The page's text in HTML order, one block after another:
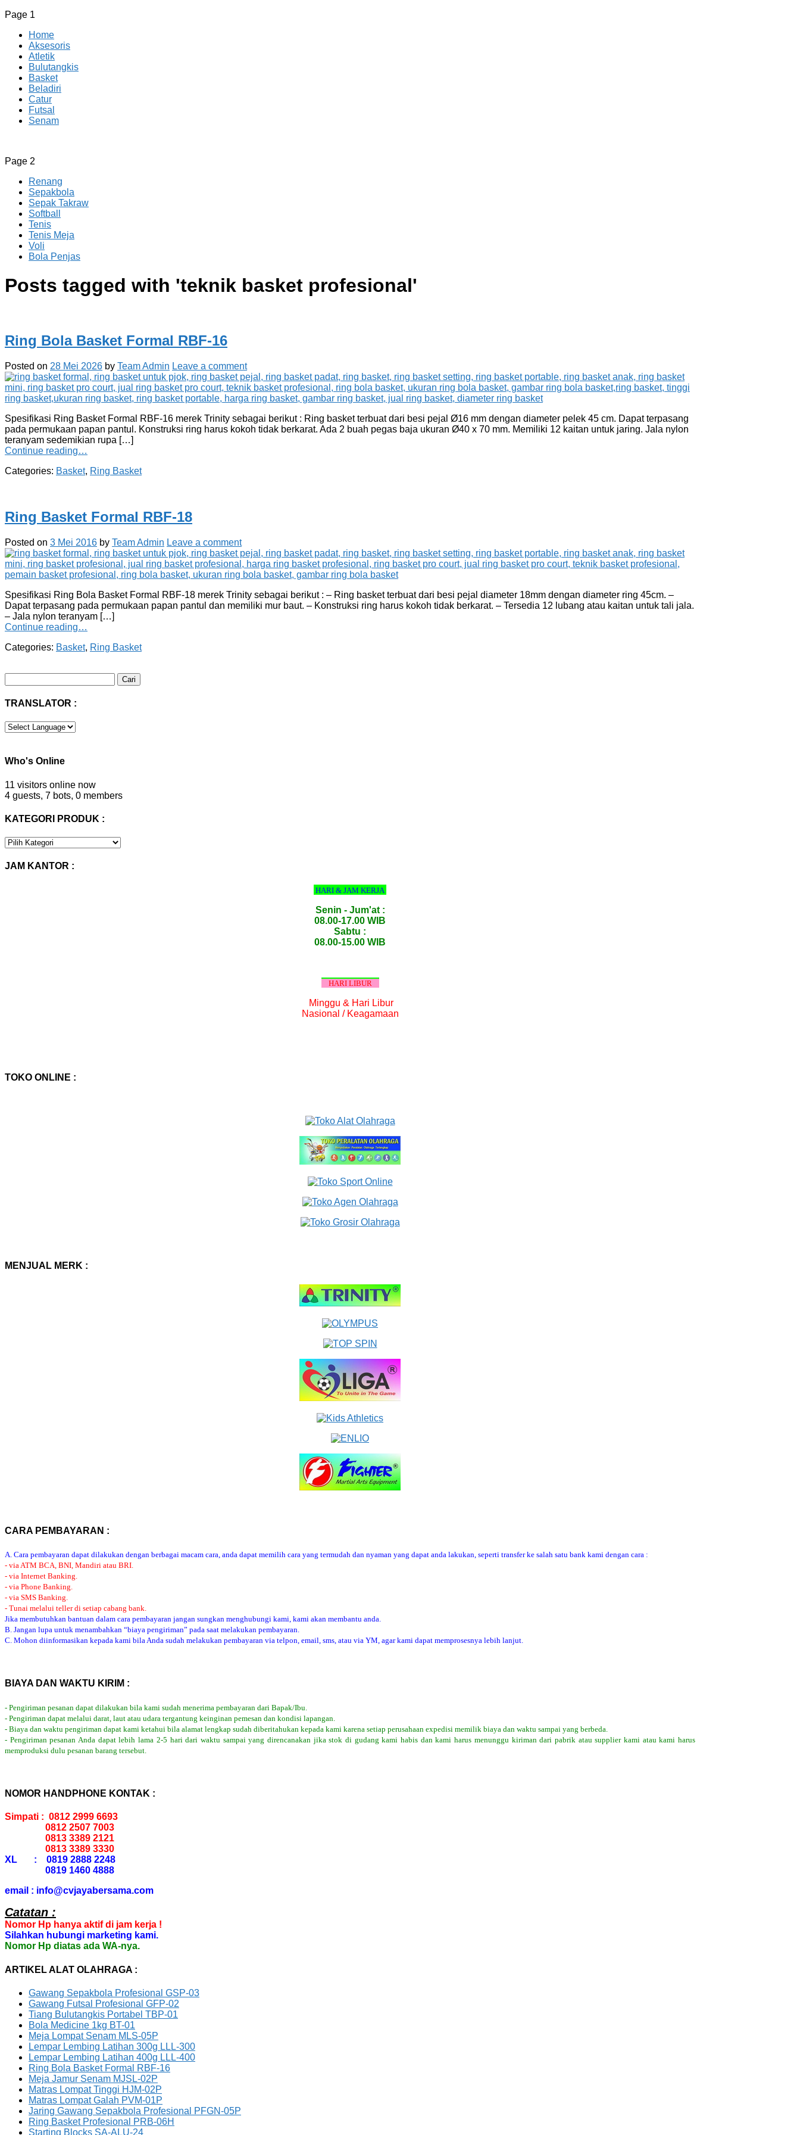
Page 1
Home
Aksesoris
Atletik
Bulutangkis
Basket
Beladiri
Catur
Futsal
Senam
CV JAYA BERSAMA Co Id
Menyediakan Semua Perlengkapan Olahraga Yang Lengkap, Berkualitas Dengan Harga Yang Murah
Page 2
Renang
Sepakbola
Sepak Takraw
Softball
Tenis
Tenis Meja
Voli
Bola Penjas
Posts tagged with 'teknik basket profesional'
Ring Bola Basket Formal RBF-16
Posted on 28 Mei 2026 by Team Admin Leave a comment
Spesifikasi Ring Basket Formal RBF-16 merek Trinity sebagai berikut : Ring basket terbuat dari besi pejal Ø16 mm dengan diameter pelek 45 cm. Dapat terpasang
pada permukaan papan pantul. Konstruksi ring harus kokoh tidak berkarat. Ada 2 buah pegas baja ukuran Ø40 x 70 mm. Memiliki 12 kaitan untuk jaring. Jala nylon
teranyam sedemikian rupa […]
Continue reading…
Categories: Basket, Ring Basket
Ring Basket Formal RBF-18
Posted on 3 Mei 2016 by Team Admin Leave a comment
Spesifikasi Ring Bola Basket Formal RBF-18 merek Trinity sebagai berikut : – Ring basket terbuat dari besi pejal diameter 18mm dengan diameter ring 45cm. –
Dapat terpasang pada permukaan papan pantul dan memiliki mur baut. – Konstruksi ring harus kokoh tidak berkarat. – Tersedia 12 lubang atau kaitan untuk tali jala.
– Jala nylon teranyam […]
Continue reading…
Categories: Basket, Ring Basket
untuk:
TRANSLATOR :
Who's Online
11 visitors online now
4 guests, 7 bots, 0 members
KATEGORI PRODUK :
KATEGORI
JAM KANTOR :
HARI & JAM KERJA
Senin - Jum'at :
08.00-17.00 WIB
Sabtu :
08.00-15.00 WIB
HARI LIBUR
Minggu & Hari Libur
Nasional / Keagamaan
TOKO ONLINE :
MENJUAL MERK :
CARA PEMBAYARAN :
A. Cara pembayaran dapat dilakukan dengan berbagai macam cara, anda dapat memilih cara yang termudah dan nyaman yang dapat anda lakukan, seperti transfer ke salah satu bank kami dengan cara :
- via ATM BCA, BNI, Mandiri atau BRI.
- via Internet Banking.
- via Phone Banking.
- via SMS Banking.
- Tunai melalui teller di setiap cabang bank.
Jika membutuhkan bantuan dalam cara pembayaran jangan sungkan menghubungi kami, kami akan membantu anda.
B. Jangan lupa untuk menambahkan “biaya pengiriman” pada saat melakukan pembayaran.
C. Mohon diinformasikan kepada kami bila Anda sudah melakukan pembayaran via telpon, email, sms, atau via YM, agar kami dapat memprosesnya lebih lanjut.
BIAYA DAN WAKTU KIRIM :
- Pengiriman pesanan dapat dilakukan bila kami sudah menerima pembayaran dari Bapak/Ibu.
- Pengiriman dapat melalui darat, laut atau udara tergantung keinginan pemesan dan kondisi lapangan.
- Biaya dan waktu pengiriman dapat kami ketahui bila alamat lengkap sudah diberitahukan kepada kami karena setiap perusahaan expedisi memilik biaya dan waktu sampai yang berbeda.
- Pengiriman pesanan Anda dapat lebih lama 2-5 hari dari waktu sampai yang direncanakan jika stok di gudang kami habis dan kami harus menunggu kiriman dari pabrik atau supplier kami atau kami harus
memproduksi dulu pesanan barang tersebut.
NOMOR HANDPHONE KONTAK :
Simpati : 0812 2999 6693
0812 2507 7003
0813 3389 2121
0813 3389 3330
XL : 0819 2888 2248
0819 1460 4888
email : info@cvjayabersama.com
Catatan :
Nomor Hp hanya aktif di jam kerja !
Silahkan hubungi marketing kami.
Nomor Hp diatas ada WA-nya.
ARTIKEL ALAT OLAHRAGA :
Gawang Sepakbola Profesional GSP-03
Gawang Futsal Profesional GFP-02
Tiang Bulutangkis Portabel TBP-01
Bola Medicine 1kg BT-01
Meja Lompat Senam MLS-05P
Lempar Lembing Latihan 300g LLL-300
Lempar Lembing Latihan 400g LLL-400
Ring Bola Basket Formal RBF-16
Meja Jamur Senam MJSL-02P
Matras Lompat Tinggi HJM-02P
Matras Lompat Galah PVM-01P
Jaring Gawang Sepakbola Profesional PFGN-05P
Ring Basket Profesional PRB-06H
Starting Blocks SA-ALU-24